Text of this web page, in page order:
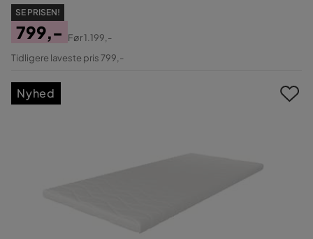
SE PRISEN!
Pris
799,-
Original
Før1.199,-
Tidligere laveste pris 799,-
Nyhed